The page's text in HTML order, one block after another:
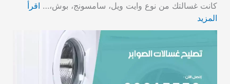
كانت غسالتك من نوع وايت ويل، سامسونج، بوش،… اقرأ
المزيد